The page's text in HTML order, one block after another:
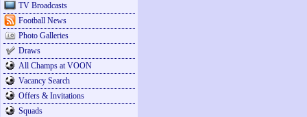
TV Broadcasts
Football News
Photo Galleries
Draws
All Champs at VOON
Vacancy Search
Offers & Invitations
Squads